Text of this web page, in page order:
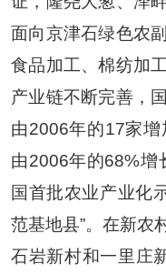
面向京津石绿色农
食品加工、棉纺加
产业链不断完善，
由2006年的17家增
由2006年的68%增
国首批农业产业化
范基地县”。在新农
石岩新村和一里庄